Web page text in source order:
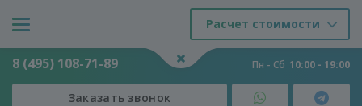
Расчет стоимости
8 (495) 108-71-89 Пн - Сб 10:00 - 19:00
Заказать звонок